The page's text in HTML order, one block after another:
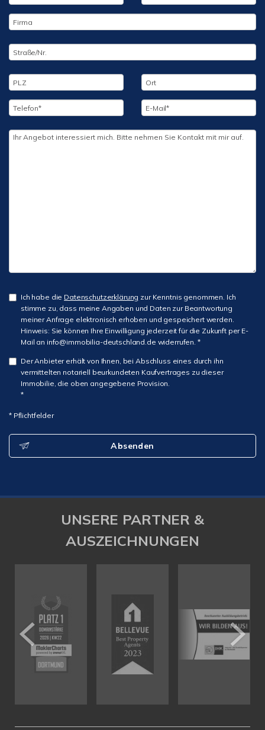
Ich habe die Datenschutzerklärung zur Kenntnis genommen. Ich
stimme zu, dass meine Angaben und Daten zur Beantwortung
meiner Anfrage elektronisch erhoben und gespeichert werden.
Hinweis: Sie können Ihre Einwilligung jederzeit für die Zukunft per E-
Mail an info@immobilia-deutschland.de widerrufen. *
Der Anbieter erhält von Ihnen, bei Abschluss eines durch ihn
vermittelten notariell beurkundeten Kaufvertrages zu dieser
Immobilie, die oben angegebene Provision.
*
* Pflichtfelder
Absenden
UNSERE PARTNER &
AUSZEICHNUNGEN